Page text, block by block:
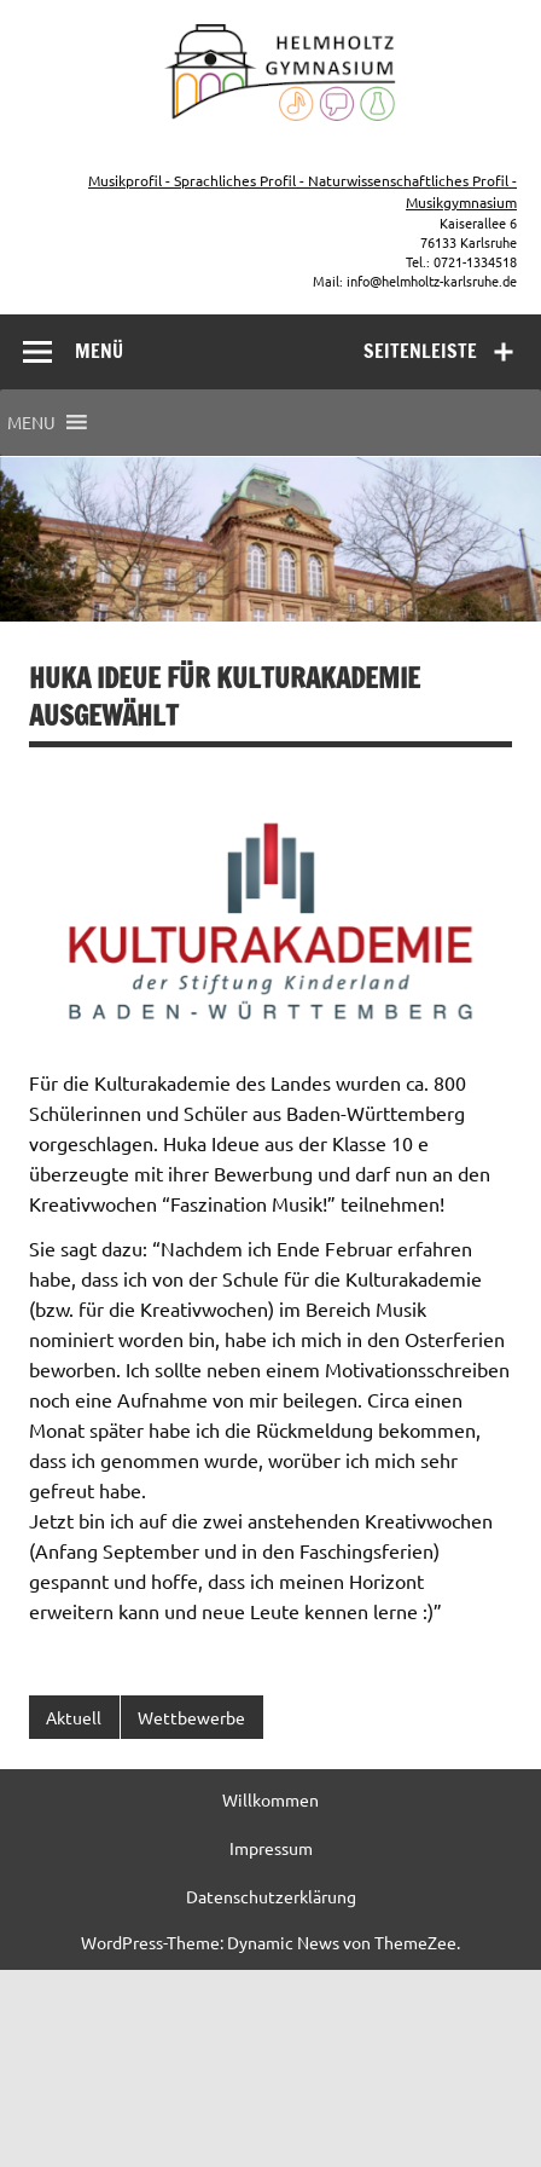
Musikprofil - Sprachliches Profil - Naturwissenschaftliches Profil -
Musikgymnasium
Kaiserallee 6
76133 Karlsruhe
Tel.: 0721-1334518
Mail: info@helmholtz-karlsruhe.de
SEITENLEISTE
MENÜ
MENU
HUKA IDEUE FÜR KULTURAKADEMIE
AUSGEWÄHLT
Für die Kulturakademie des Landes wurden ca. 800
Schülerinnen und Schüler aus Baden-Württemberg
vorgeschlagen. Huka Ideue aus der Klasse 10 e
überzeugte mit ihrer Bewerbung und darf nun an den
Kreativwochen “Faszination Musik!” teilnehmen!
Sie sagt dazu: “Nachdem ich Ende Februar erfahren
habe, dass ich von der Schule für die Kulturakademie
(bzw. für die Kreativwochen) im Bereich Musik
nominiert worden bin, habe ich mich in den Osterferien
beworben. Ich sollte neben einem Motivationsschreiben
noch eine Aufnahme von mir beilegen. Circa einen
Monat später habe ich die Rückmeldung bekommen,
dass ich genommen wurde, worüber ich mich sehr
gefreut habe.
Jetzt bin ich auf die zwei anstehenden Kreativwochen
(Anfang September und in den Faschingsferien)
gespannt und hoffe, dass ich meinen Horizont
erweitern kann und neue Leute kennen lerne :)”
Aktuell Wettbewerbe
Willkommen
Impressum
Datenschutzerklärung
WordPress-Theme: Dynamic News von ThemeZee.